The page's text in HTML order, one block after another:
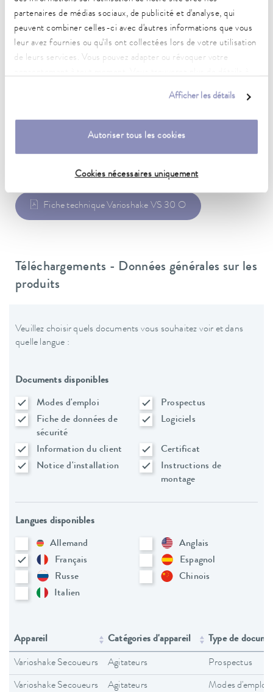
partenaires de médias sociaux, de publicité et d'analyse, qui
peuvent combiner celles-ci avec d'autres informations que vous
leur avez fournies ou qu'ils ont collectées lors de votre utilisation
de leurs services. Vous pouvez adapter ou révoquer votre
Afficher les détails
Autoriser tous les cookies
Cookies nécessaires uniquement
38 kg
Fiche d'alimentation
Câble secteur avec fiche (NEMA 5-15P)
Alimentation secteur
Fiche technique Varioshake VS 30 O
Téléchargements - Données générales sur les
produits
Veuillez choisir quels documents vous souhaitez voir et dans
quelle langue :
Documents disponibles
Modes d'emploi
Prospectus
Fiche de données de
sécurité
Logiciels
Information du client
Certificat
Notice d'installation
Instructions de
montage
Langues disponibles
Allemand
Anglais
Français
Espagnol
Russe
Chinois
Italien
Appareil Catégories d'appareil Type de
Varioshake Secoueurs Agitateurs Prospectus
Varioshake Secoueurs Agitateurs Modes d'emploi